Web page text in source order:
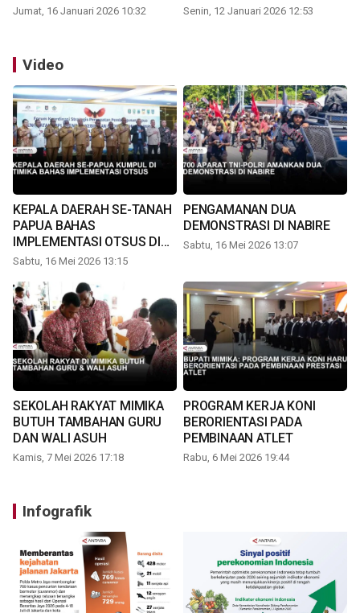
Jumat, 16 Januari 2026 10:32 Senin, 12 Januari 2026 12:53
Video
KEPALA DAERAH SE-TANAH
PAPUA BAHAS
IMPLEMENTASI OTSUS DI
TIMIKA
Sabtu, 16 Mei 2026 13:15
PENGAMANAN DUA
DEMONSTRASI DI NABIRE
Sabtu, 16 Mei 2026 13:07
SEKOLAH RAKYAT MIMIKA
BUTUH TAMBAHAN GURU
DAN WALI ASUH
Kamis, 7 Mei 2026 17:18
PROGRAM KERJA KONI
BERORIENTASI PADA
PEMBINAAN ATLET
Rabu, 6 Mei 2026 19:44
Infografik